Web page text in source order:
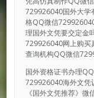
729926040国外大学
格QQ微信
理国外文凭要交定金
729926040网上购买
查询机构QQ微信
国外资格证书办理
729926040海外文
《国外文凭推荐》